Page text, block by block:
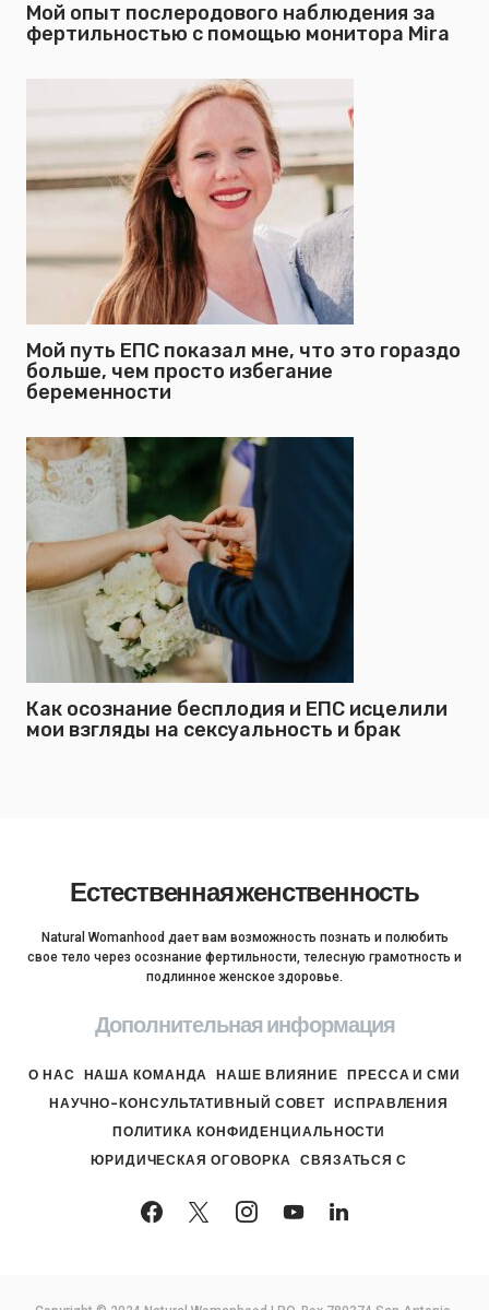
Мой опыт послеродового наблюдения за
фертильностью с помощью монитора Mira
Мой путь ЕПС показал мне, что это гораздо
больше, чем просто избегание
беременности
Как осознание бесплодия и ЕПС исцелили
мои взгляды на сексуальность и брак
Естественная женственность
Natural Womanhood дает вам возможность познать и полюбить
свое тело через осознание фертильности, телесную грамотность и
подлинное женское здоровье.
Дополнительная информация
О НАС НАША КОМАНДА НАШЕ ВЛИЯНИЕ
ПРЕССА И СМИ
НАУЧНО-КОНСУЛЬТАТИВНЫЙ СОВЕТ ИСПРАВЛЕНИЯ
ПОЛИТИКА КОНФИДЕНЦИАЛЬНОСТИ
ЮРИДИЧЕСКАЯ ОГОВОРКА
СВЯЗАТЬСЯ С